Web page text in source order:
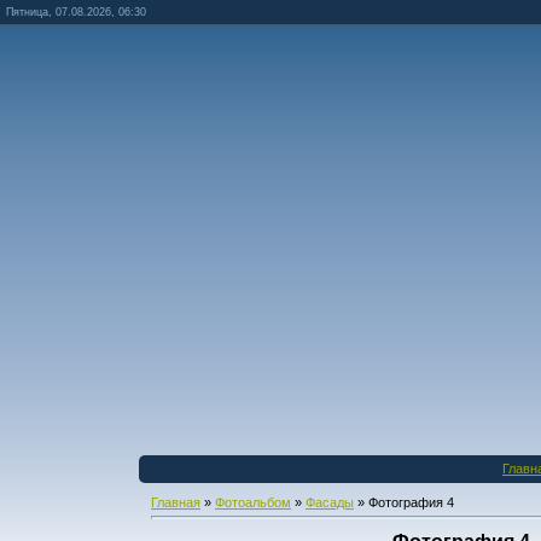
Пятница, 07.08.2026, 06:30
Главная » Фотоальбом » Фасады » Фотография 4